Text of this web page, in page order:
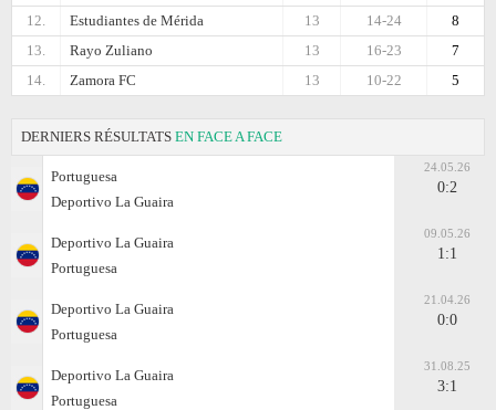
12.
Estudiantes de Mérida 8
14-24
13
13.
Rayo Zuliano 7
16-23
13
14.
Zamora FC 5
10-22
13
DERNIERS RÉSULTATS EN FACE A FACE
Portuguesa
Deportivo La Guaira
24.05.26
0:2
Deportivo La Guaira
Portuguesa
09.05.26
1:1
Deportivo La Guaira
Portuguesa
21.04.26
0:0
Deportivo La Guaira
Portuguesa
31.08.25
3:1